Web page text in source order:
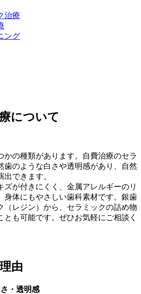
治療
ング
について
かの種類があります。自費治療のセラ
歯のような白さや透明感があり、自然
できます。
ズが付きにくく、金属アレルギーのリ
身体にもやさしい歯科素材です。銀歯
（レジン）から、セラミックの詰め物
とも可能です。ぜひお気軽にご相談く
由
・透明感